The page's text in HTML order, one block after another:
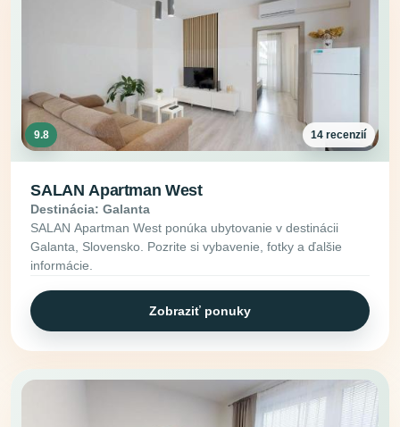
9.8 14 recenzií
SALAN Apartman West
Destinácia: Galanta
SALAN Apartman West ponúka ubytovanie v destinácii
Galanta, Slovensko. Pozrite si vybavenie, fotky a ďalšie
informácie.
Zobraziť ponuky